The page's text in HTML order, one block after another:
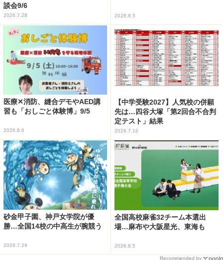
談会9/6
2026.7.28 2026.8.5
医療✕消防、縫合デモやAED講
習も「おしごと体験博」9/5
2026.8.6
【中学受験2027】人気校の併願
先は…四谷大塚「第2回合不合判
定テスト」結果
2026.7.16
砂金甲子園、神戸女学院が優
勝…全国14校の中高生が腕競う
2026.7.29
全国高校麻雀32チーム本選出
場…麻布や大阪星光、東海も
2026.8.5
Recommended by